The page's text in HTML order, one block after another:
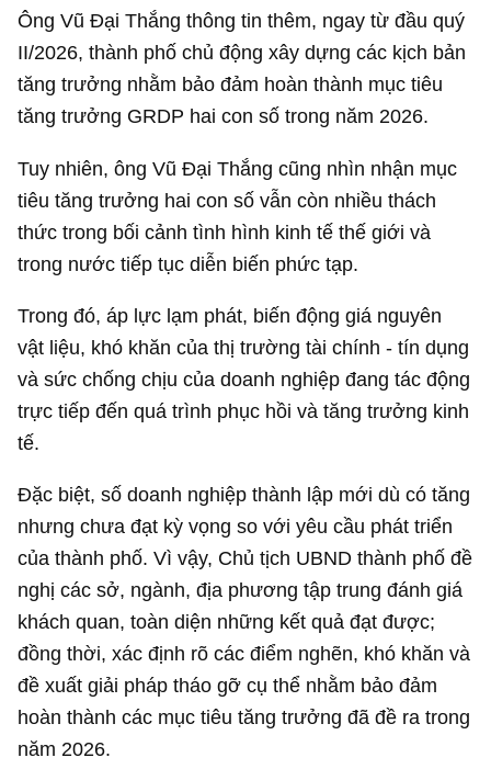
Ông Vũ Đại Thắng thông tin thêm, ngay từ đầu quý
II/2026, thành phố chủ động xây dựng các kịch bản
tăng trưởng nhằm bảo đảm hoàn thành mục tiêu
tăng trưởng GRDP hai con số trong năm 2026.
Tuy nhiên, ông Vũ Đại Thắng cũng nhìn nhận mục
tiêu tăng trưởng hai con số vẫn còn nhiều thách
thức trong bối cảnh tình hình kinh tế thế giới và
trong nước tiếp tục diễn biến phức tạp.
Trong đó, áp lực lạm phát, biến động giá nguyên
vật liệu, khó khăn của thị trường tài chính - tín dụng
và sức chống chịu của doanh nghiệp đang tác động
trực tiếp đến quá trình phục hồi và tăng trưởng kinh
tế.
Đặc biệt, số doanh nghiệp thành lập mới dù có tăng
nhưng chưa đạt kỳ vọng so với yêu cầu phát triển
của thành phố. Vì vậy, Chủ tịch UBND thành phố đề
nghị các sở, ngành, địa phương tập trung đánh giá
khách quan, toàn diện những kết quả đạt được;
đồng thời, xác định rõ các điểm nghẽn, khó khăn và
đề xuất giải pháp tháo gỡ cụ thể nhằm bảo đảm
hoàn thành các mục tiêu tăng trưởng đã đề ra trong
năm 2026.